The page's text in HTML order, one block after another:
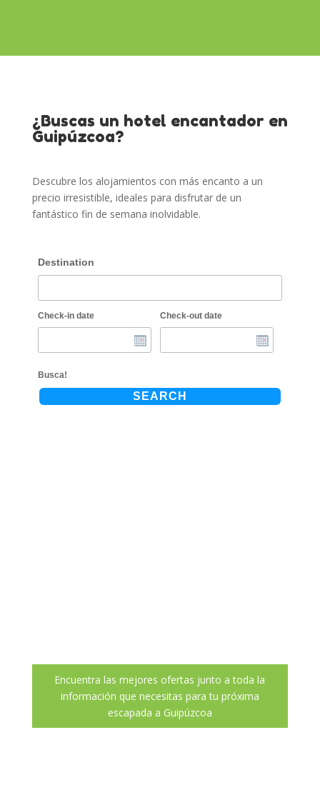
¿Buscas un hotel encantador en
Guipúzcoa?
Descubre los alojamientos con más encanto a un
precio irresistible, ideales para disfrutar de un
fantástico fin de semana inolvidable.
Destination
Check-in date Check-out date
Busca!
SEARCH
Encuentra las mejores ofertas junto a toda la
información que necesitas para tu próxima
escapada a Guipúzcoa